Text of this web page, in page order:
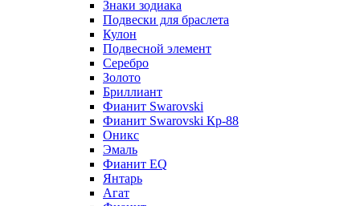
Знаки зодиака
Подвески для браслета
Кулон
Подвесной элемент
Серебро
Золото
Бриллиант
Фианит Swarovski
Фианит Swarovski Кр-88
Оникс
Эмаль
Фианит EQ
Янтарь
Агат